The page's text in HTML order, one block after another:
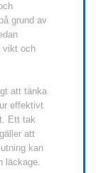
grund av
vikt och
att tänka
effektivt
Ett tak
att
kan
läckage.